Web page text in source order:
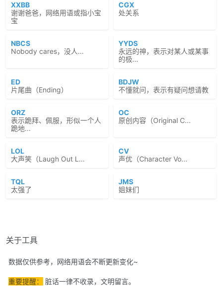
XXBB
谢谢爸爸，网络用语或指小宝
宝
CGX
处关系
NBCS
Nobody cares，没人...
YYDS
永远的神，表示对某人或某事
的极...
ED
片尾曲（Ending）
BDJW
不懂就问，表示有疑问想请教
ORZ
表示跪拜、佩服，形似一个人
跪地...
OC
原创内容（Original C...
LOL
大声笑（Laugh Out L...
CV
声优（Character Vo...
TQL
太强了
JMS
姐妹们
关于工具
数据仅供参考，网络用语会不断更新变化~
重要提醒： 脏话一律不收录，文明留言。